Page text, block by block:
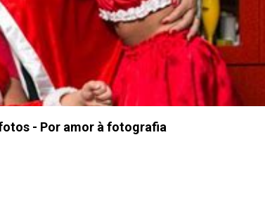
- Por amor à fotografia